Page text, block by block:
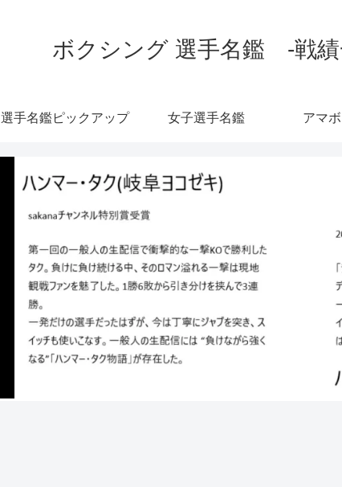
ボクシング 選手名鑑 -戦績
選手名鑑ピックアップ 女子選手名鑑 アマ